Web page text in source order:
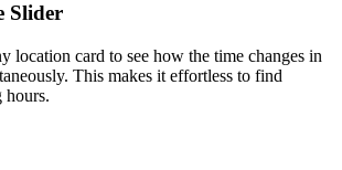
Slider
location card to see how the time changes in
This makes it effortless to find
hours.